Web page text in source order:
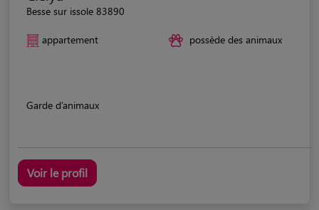
Besse sur issole 83890
appartement possède des animaux
Garde d’animaux
Voir le profil